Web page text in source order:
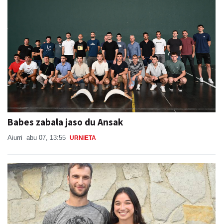
Babes zabala jaso du Ansak
Aiurri abu 07, 13:55 URNIETA